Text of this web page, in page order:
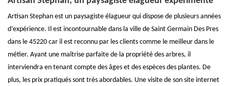
Artisan Stephan est un paysagiste élagueur qui dispose de plusieurs années
d’expérience. Il est incontournable dans la ville de Saint Germain Des Pres
dans le 45220 car il est reconnu par les clients comme le meilleur dans le
métier. Ayant une maîtrise parfaite de la propriété des arbres, il
interviendra en tenant compte des âges et des espèces des plantes. De
plus, les prix pratiqués sont très abordables. Une visite de son site internet